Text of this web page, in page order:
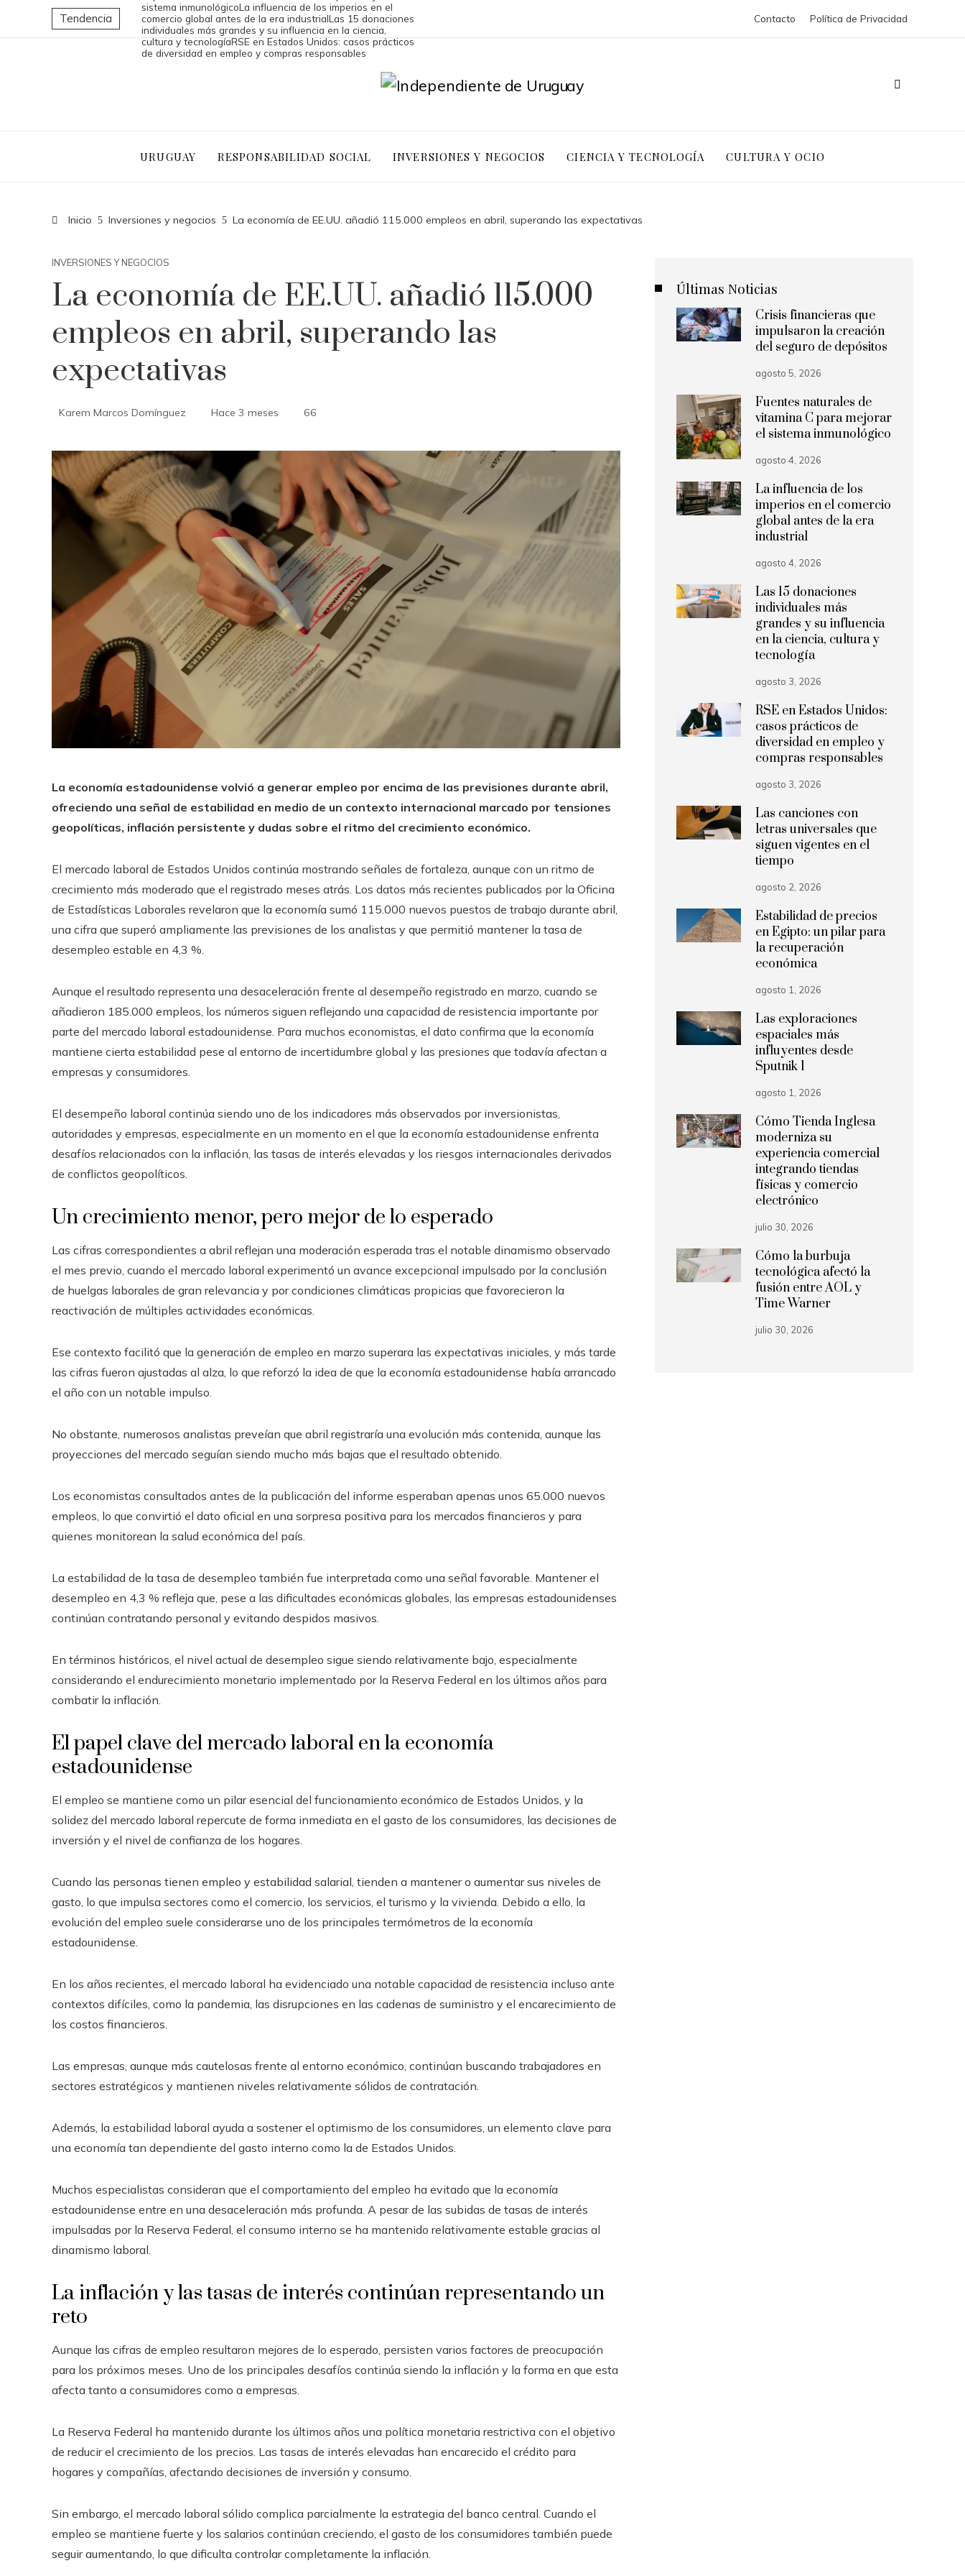
Tendencia
sistema inmunológicoLa influencia de los imperios en el
comercio global antes de la era industrialLas 15 donaciones
individuales más grandes y su influencia en la ciencia,
cultura y tecnologíaRSE en Estados Unidos: casos prácticos
de diversidad en empleo y compras responsables
Contacto Política de Privacidad
URUGUAY RESPONSABILIDAD SOCIAL INVERSIONES Y NEGOCIOS CIENCIA Y TECNOLOGÍA CULTURA Y OCIO
Inicio Inversiones y negocios La economía de EE.UU. añadió 115.000 empleos en abril, superando las expectativas
INVERSIONES Y NEGOCIOS
La economía de EE.UU. añadió 115.000
empleos en abril, superando las
expectativas
Karem Marcos Domínguez Hace 3 meses 66
La economía estadounidense volvió a generar empleo por encima de las previsiones durante abril,
ofreciendo una señal de estabilidad en medio de un contexto internacional marcado por tensiones
geopolíticas, inflación persistente y dudas sobre el ritmo del crecimiento económico.
El mercado laboral de Estados Unidos continúa mostrando señales de fortaleza, aunque con un ritmo de
crecimiento más moderado que el registrado meses atrás. Los datos más recientes publicados por la Oficina
de Estadísticas Laborales revelaron que la economía sumó 115.000 nuevos puestos de trabajo durante abril,
una cifra que superó ampliamente las previsiones de los analistas y que permitió mantener la tasa de
desempleo estable en 4,3 %.
Aunque el resultado representa una desaceleración frente al desempeño registrado en marzo, cuando se
añadieron 185.000 empleos, los números siguen reflejando una capacidad de resistencia importante por
parte del mercado laboral estadounidense. Para muchos economistas, el dato confirma que la economía
mantiene cierta estabilidad pese al entorno de incertidumbre global y las presiones que todavía afectan a
empresas y consumidores.
El desempeño laboral continúa siendo uno de los indicadores más observados por inversionistas,
autoridades y empresas, especialmente en un momento en el que la economía estadounidense enfrenta
desafíos relacionados con la inflación, las tasas de interés elevadas y los riesgos internacionales derivados
de conflictos geopolíticos.
Un crecimiento menor, pero mejor de lo esperado
Las cifras correspondientes a abril reflejan una moderación esperada tras el notable dinamismo observado
el mes previo, cuando el mercado laboral experimentó un avance excepcional impulsado por la conclusión
de huelgas laborales de gran relevancia y por condiciones climáticas propicias que favorecieron la
reactivación de múltiples actividades económicas.
Ese contexto facilitó que la generación de empleo en marzo superara las expectativas iniciales, y más tarde
las cifras fueron ajustadas al alza, lo que reforzó la idea de que la economía estadounidense había arrancado
el año con un notable impulso.
No obstante, numerosos analistas preveían que abril registraría una evolución más contenida, aunque las
proyecciones del mercado seguían siendo mucho más bajas que el resultado obtenido.
Los economistas consultados antes de la publicación del informe esperaban apenas unos 65.000 nuevos
empleos, lo que convirtió el dato oficial en una sorpresa positiva para los mercados financieros y para
quienes monitorean la salud económica del país.
La estabilidad de la tasa de desempleo también fue interpretada como una señal favorable. Mantener el
desempleo en 4,3 % refleja que, pese a las dificultades económicas globales, las empresas estadounidenses
continúan contratando personal y evitando despidos masivos.
En términos históricos, el nivel actual de desempleo sigue siendo relativamente bajo, especialmente
considerando el endurecimiento monetario implementado por la Reserva Federal en los últimos años para
combatir la inflación.
El papel clave del mercado laboral en la economía
estadounidense
El empleo se mantiene como un pilar esencial del funcionamiento económico de Estados Unidos, y la
solidez del mercado laboral repercute de forma inmediata en el gasto de los consumidores, las decisiones de
inversión y el nivel de confianza de los hogares.
Cuando las personas tienen empleo y estabilidad salarial, tienden a mantener o aumentar sus niveles de
gasto, lo que impulsa sectores como el comercio, los servicios, el turismo y la vivienda. Debido a ello, la
evolución del empleo suele considerarse uno de los principales termómetros de la economía
estadounidense.
En los años recientes, el mercado laboral ha evidenciado una notable capacidad de resistencia incluso ante
contextos difíciles, como la pandemia, las disrupciones en las cadenas de suministro y el encarecimiento de
los costos financieros.
Las empresas, aunque más cautelosas frente al entorno económico, continúan buscando trabajadores en
sectores estratégicos y mantienen niveles relativamente sólidos de contratación.
Además, la estabilidad laboral ayuda a sostener el optimismo de los consumidores, un elemento clave para
una economía tan dependiente del gasto interno como la de Estados Unidos.
Muchos especialistas consideran que el comportamiento del empleo ha evitado que la economía
estadounidense entre en una desaceleración más profunda. A pesar de las subidas de tasas de interés
impulsadas por la Reserva Federal, el consumo interno se ha mantenido relativamente estable gracias al
dinamismo laboral.
La inflación y las tasas de interés continúan representando un
reto
Aunque las cifras de empleo resultaron mejores de lo esperado, persisten varios factores de preocupación
para los próximos meses. Uno de los principales desafíos continúa siendo la inflación y la forma en que esta
afecta tanto a consumidores como a empresas.
La Reserva Federal ha mantenido durante los últimos años una política monetaria restrictiva con el objetivo
de reducir el crecimiento de los precios. Las tasas de interés elevadas han encarecido el crédito para
hogares y compañías, afectando decisiones de inversión y consumo.
Sin embargo, el mercado laboral sólido complica parcialmente la estrategia del banco central. Cuando el
empleo se mantiene fuerte y los salarios continúan creciendo, el gasto de los consumidores también puede
seguir aumentando, lo que dificulta controlar completamente la inflación.
Últimas Noticias
Crisis financieras que
impulsaron la creación
del seguro de depósitos
agosto 5, 2026
Fuentes naturales de
vitamina C para mejorar
el sistema inmunológico
agosto 4, 2026
La influencia de los
imperios en el comercio
global antes de la era
industrial
agosto 4, 2026
Las 15 donaciones
individuales más
grandes y su influencia
en la ciencia, cultura y
tecnología
agosto 3, 2026
RSE en Estados Unidos:
casos prácticos de
diversidad en empleo y
compras responsables
agosto 3, 2026
Las canciones con
letras universales que
siguen vigentes en el
tiempo
agosto 2, 2026
Estabilidad de precios
en Egipto: un pilar para
la recuperación
económica
agosto 1, 2026
Las exploraciones
espaciales más
influyentes desde
Sputnik 1
agosto 1, 2026
Cómo Tienda Inglesa
moderniza su
experiencia comercial
integrando tiendas
físicas y comercio
electrónico
julio 30, 2026
Cómo la burbuja
tecnológica afectó la
fusión entre AOL y
Time Warner
julio 30, 2026